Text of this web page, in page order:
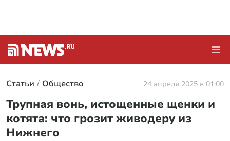
Статьи Общество 24 апреля 2025 в 01:00
Трупная вонь, истощенные щенки и
котята: что грозит живодеру из
Нижнего